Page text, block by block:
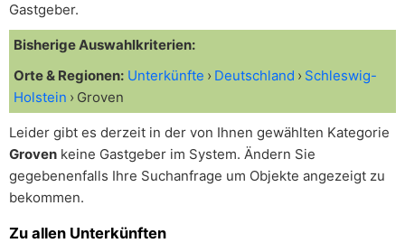
Gastgeber.
Bisherige Auswahlkriterien:
Orte & Regionen: Unterkünfte Deutschland
Schleswig-
Holstein
Groven
Leider gibt es derzeit in der von Ihnen gewählten Kategorie
Groven keine Gastgeber im System. Ändern Sie
gegebenenfalls Ihre Suchanfrage um Objekte angezeigt zu
bekommen.
Zu allen Unterkünften